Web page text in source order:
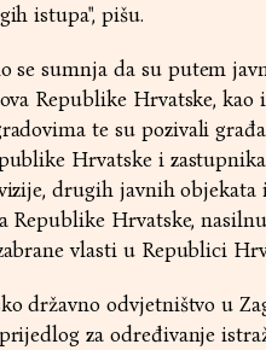
istupa", pišu.
se sumnja da su putem
Republike Hrvatske,
te su pozivali
Hrvatske i
drugih javnih
Republike Hrvatske,
vlasti u Republici
državno odvjetništvo u
za određivanje